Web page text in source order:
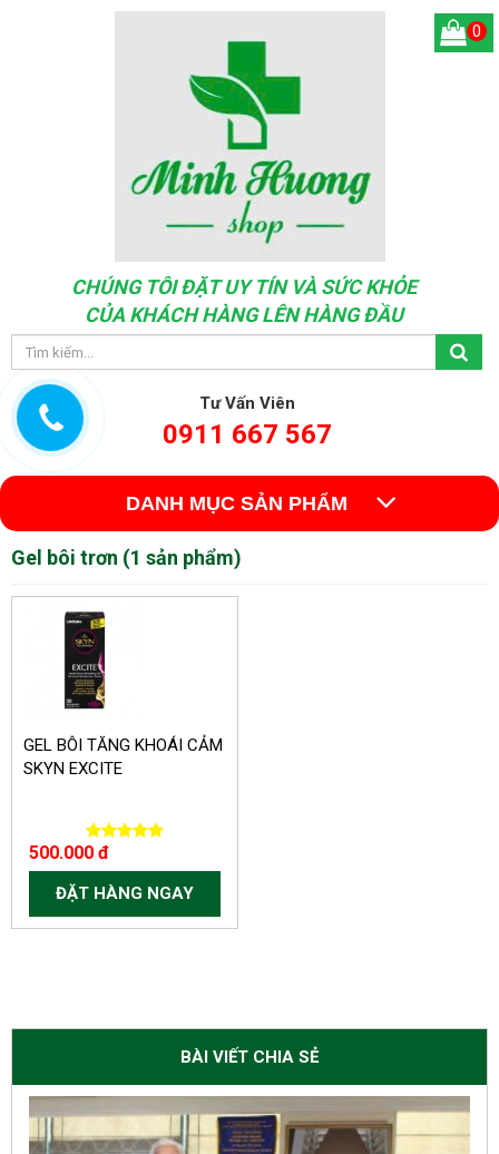
CHÚNG TÔI ĐẶT UY TÍN VÀ SỨC KHỎE
CỦA KHÁCH HÀNG LÊN HÀNG ĐẦU
Tư Vấn Viên
0911 667 567
0
DANH MỤC SẢN PHẨM
Gel bôi trơn (1 sản phẩm)
GEL BÔI TĂNG KHOÁI CẢM
SKYN EXCITE
500.000 đ
ĐẶT HÀNG NGAY
BÀI VIẾT CHIA SẺ